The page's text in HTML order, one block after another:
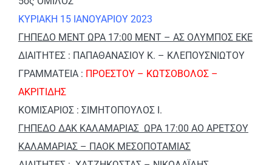
ΚΥΡΙΑΚΗ 15 ΙΑΝΟΥΑΡΙΟΥ 2023
ΓΗΠΕΔΟ ΜΕΝΤ ΩΡΑ 17:00 ΜΕΝΤ – ΑΣ ΟΛΥΜΠΟΣ ΕΚΕ
ΔΙΑΙΤΗΤΕΣ : ΠΑΠΑΘΑΝΑΣΙΟΥ Κ. – ΚΛΕΠΟΥΣΝΙΩΤΟΥ
ΓΡΑΜΜΑΤΕΙΑ : ΠΡΟΕΣΤΟΥ – ΚΩΤΣΟΒΟΛΟΣ –
ΑΚΡΙΤΙΔΗΣ
ΚΟΜΙΣΑΡΙΟΣ : ΣΙΜΗΤΟΠΟΥΛΟΣ Ι.
ΓΗΠΕΔΟ ΔΑΚ ΚΑΛΑΜΑΡΙΑΣ ΩΡΑ 17:00 ΑΟ ΑΡΕΤΣΟΥ
ΚΑΛΑΜΑΡΙΑΣ – ΠΑΟΚ ΜΕΣΟΠΟΤΑΜΙΑΣ